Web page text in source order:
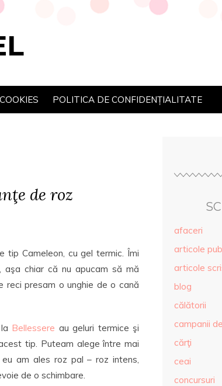
POLITICA DE CONFIDENȚIALITATE
de roz
tip Cameleon, cu gel termic. Îmi
aşa chiar că nu apucam să mă
reci presam o unghie de o cană
Bellessere au geluri termice şi
tip. Puteam alege între mai
am ales roz pal – roz intens,
de o schimbare.
afaceri
articole
articole
blog
călătorii
campanii
cărţi
ceai
concursuri